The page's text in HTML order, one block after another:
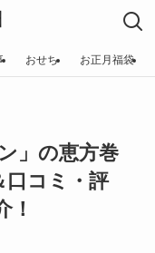
おせち お正月福袋
」の恵方巻
口コミ・評
！